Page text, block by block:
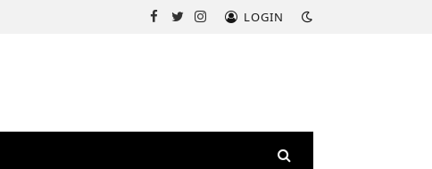
Facebook
TwitterInstagramLOGIN